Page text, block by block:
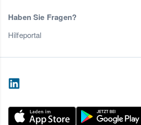
Haben Sie Fragen?
Hilfeportal